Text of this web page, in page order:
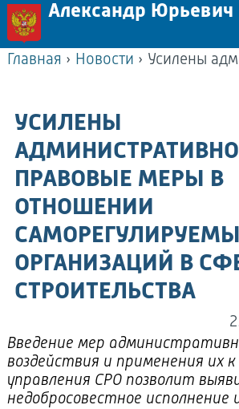
Александр
Главная › Новости ›
УСИЛЕНЫ
ПРАВОВЫЕ МЕРЫ В
ОТНОШЕНИИ
ОРГАНИЗАЦИЙ В
СТРОИТЕЛЬСТВА
Введение мер
воздействия и применения их
управления СРО позволит
недобросовестное исполнение